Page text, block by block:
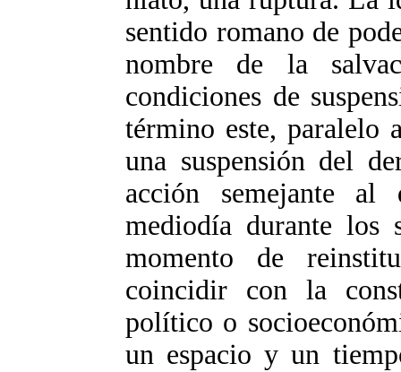
sentido romano de
nombre de la
condiciones de
término este, paralelo
una suspensión del
acción semejante
mediodía durante los
momento de
coincidir con la
político o
un espacio y un